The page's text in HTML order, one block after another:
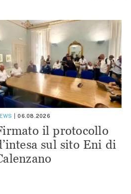
06.08.2026
il protocollo
sul sito Eni di